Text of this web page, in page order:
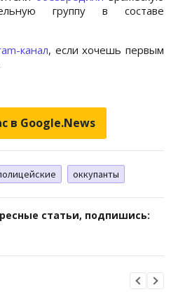
группу в составе
канал, если хочешь первым
в Google.News
оккупанты
статьи, подпишись: